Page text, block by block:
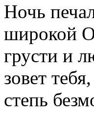
Ночь
широкой
грусти и
зовет
степь